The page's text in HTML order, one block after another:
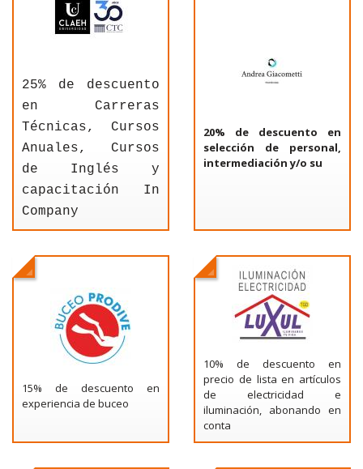
25% de descuento
en Carreras
Técnicas, Cursos
Anuales, Cursos
de Inglés y
capacitación In
Company
20% de descuento en
selección de personal,
intermediación y/o su
15% de descuento en
experiencia de buceo
10% de descuento en
precio de lista en artículos
de electricidad e
iluminación, abonando en
conta